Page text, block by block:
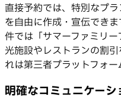
直接予約では、特別なプ
を自由に作成・宣伝でき
件では「サマーファミリ
光施設やレストランの割
れは第三者プラットフォー
明確なコミュニケーシ